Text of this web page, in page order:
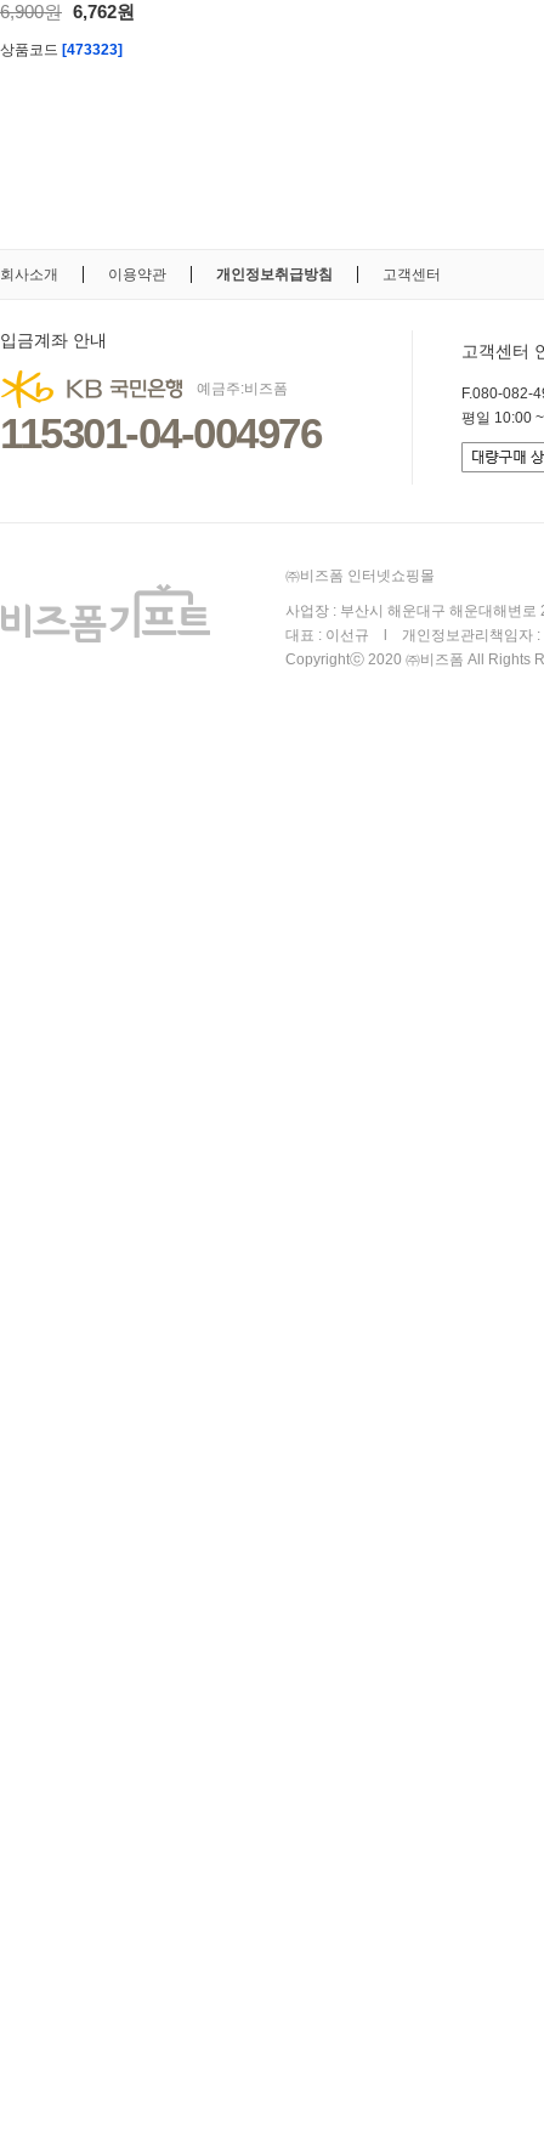
6,900원 6,762원
상품코드 [473323]
회사소개 이용약관 개인정보취급방침 고객센터
입금계좌 안내
예금주:비즈폼
115301-04-004976
고객센터
F.080-082-
평일 10:00
㈜비즈폼 인터넷쇼핑몰
사업장 : 부산시 해운대구 해운대해변
대표 : 이선규 l 개인정보관리책임자
Copyrightⓒ 2020 ㈜비즈폼 All Rights